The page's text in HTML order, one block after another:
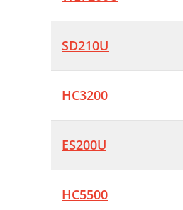
SD210U
HC3200
ES200U
HC5500